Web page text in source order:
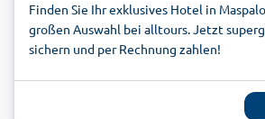
Finden Sie Ihr exklusives Hotel in
großen Auswahl bei alltours. Jetzt
sichern und per Rechnung zahlen!